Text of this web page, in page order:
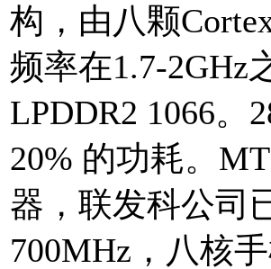
构，由八颗
频率在1.7-2GHz
LPDDR2 1066
20% 的功耗。
器，联发科公司
700MHz，八核